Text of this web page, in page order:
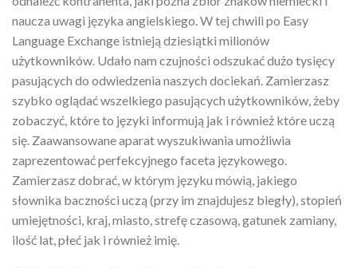
naucza uwagi języka angielskiego. W tej chwili po Easy
Language Exchange istnieją dziesiątki milionów
użytkowników. Udało nam czujności odszukać dużo tysięcy
pasujących do odwiedzenia naszych dociekań. Zamierzasz
szybko oglądać wszelkiego pasujących użytkowników, żeby
zobaczyć, które to języki informują jak i również które uczą
się. Zaawansowane aparat wyszukiwania umożliwia
zaprezentować perfekcyjnego faceta językowego.
Zamierzasz dobrać, w którym języku mówią, jakiego
słownika baczności uczą (przy im znajdujesz biegły), stopień
umiejętności, kraj, miasto, strefę czasową, gatunek zamiany,
ilość lat, płeć jak i również imię.